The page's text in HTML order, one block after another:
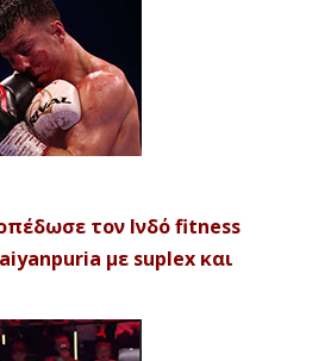
τον Ινδό fitness
με suplex και